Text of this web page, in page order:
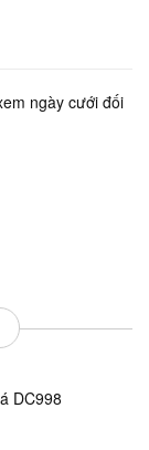
ngày cưới đối
DC998